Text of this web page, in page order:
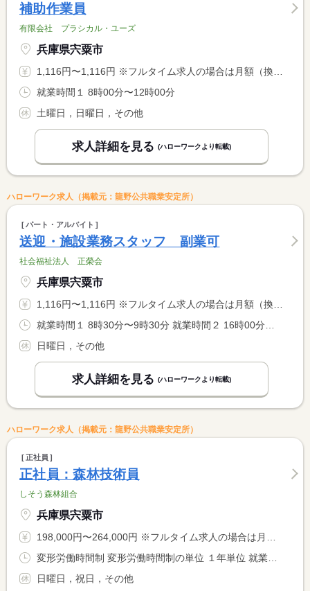
補助作業員
有限会社 プラシカル・ユーズ
兵庫県宍粟市
1,116円〜1,116円 ※フルタイム求人の場合は月額（換算額）、パート求人の場合は時間額を表示しています。
就業時間１ 8時00分〜12時00分
土曜日，日曜日，その他
求人詳細を見る (ハローワークより転載)
ハローワーク求人（掲載元：龍野公共職業安定所）
パート・アルバイト
送迎・施設業務スタッフ 副業可
社会福祉法人 正榮会
兵庫県宍粟市
1,116円〜1,116円 ※フルタイム求人の場合は月額（換算額）、パート求人の場合は時間額を表示しています。
日曜日，その他
求人詳細を見る (ハローワークより転載)
ハローワーク求人（掲載元：龍野公共職業安定所）
正社員
正社員：森林技術員
しそう森林組合
兵庫県宍粟市
198,000円〜264,000円 ※フルタイム求人の場合は月額（換算額）、パート求人の場合は時間額を表示しています。
日曜日，祝日，その他